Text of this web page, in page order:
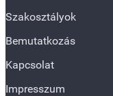
Szakosztályok
Bemutatkozás
Kapcsolat
Impresszum